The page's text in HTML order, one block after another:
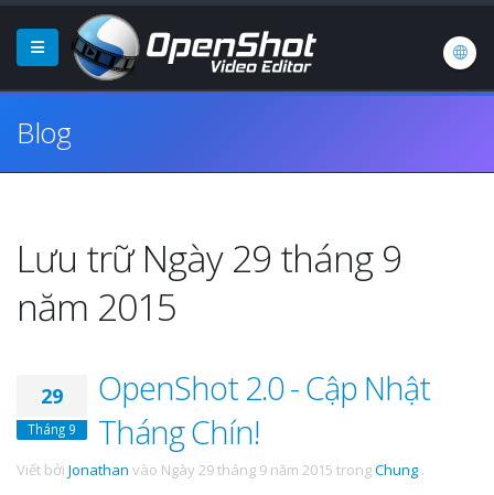
Blog
Lưu trữ Ngày 29 tháng 9
năm 2015
29
Tháng 9
OpenShot 2.0 - Cập Nhật
Tháng Chín!
Viết bởi Jonathan vào Ngày 29 tháng 9 năm 2015 trongChung .